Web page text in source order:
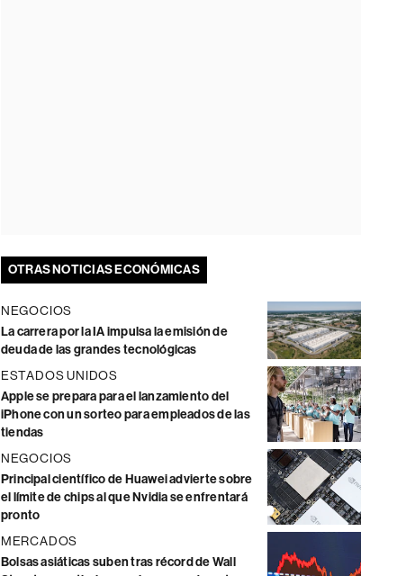
OTRAS NOTICIAS ECONÓMICAS
NEGOCIOS
La carrera por la IA impulsa la emisión de
deuda de las grandes tecnológicas
ESTADOS UNIDOS
Apple se prepara para el lanzamiento del
iPhone con un sorteo para empleados de las
tiendas
NEGOCIOS
Principal científico de Huawei advierte sobre
el límite de chips al que Nvidia se enfrentará
pronto
MERCADOS
Bolsas asiáticas suben tras récord de Wall